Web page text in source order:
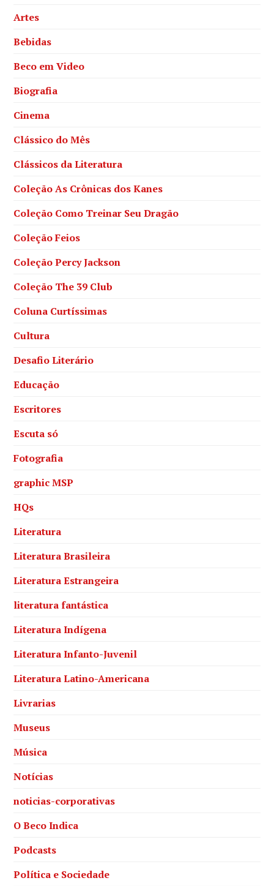
Artes
Bebidas
Beco em Video
Biografia
Cinema
Clássico do Mês
Clássicos da Literatura
Coleção As Crônicas dos Kanes
Coleção Como Treinar Seu Dragão
Coleção Feios
Coleção Percy Jackson
Coleção The 39 Club
Coluna Curtíssimas
Cultura
Desafio Literário
Educação
Escritores
Escuta só
Fotografia
graphic MSP
HQs
Literatura
Literatura Brasileira
Literatura Estrangeira
literatura fantástica
Literatura Indígena
Literatura Infanto-Juvenil
Literatura Latino-Americana
Livrarias
Museus
Música
Notícias
noticias-corporativas
O Beco Indica
Podcasts
Política e Sociedade